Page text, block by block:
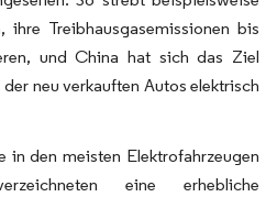
Treibhausgasemissionen bis
und China hat sich das Ziel
neu verkauften Autos elektrisch
in den meisten Elektrofahrzeugen
eine erhebliche